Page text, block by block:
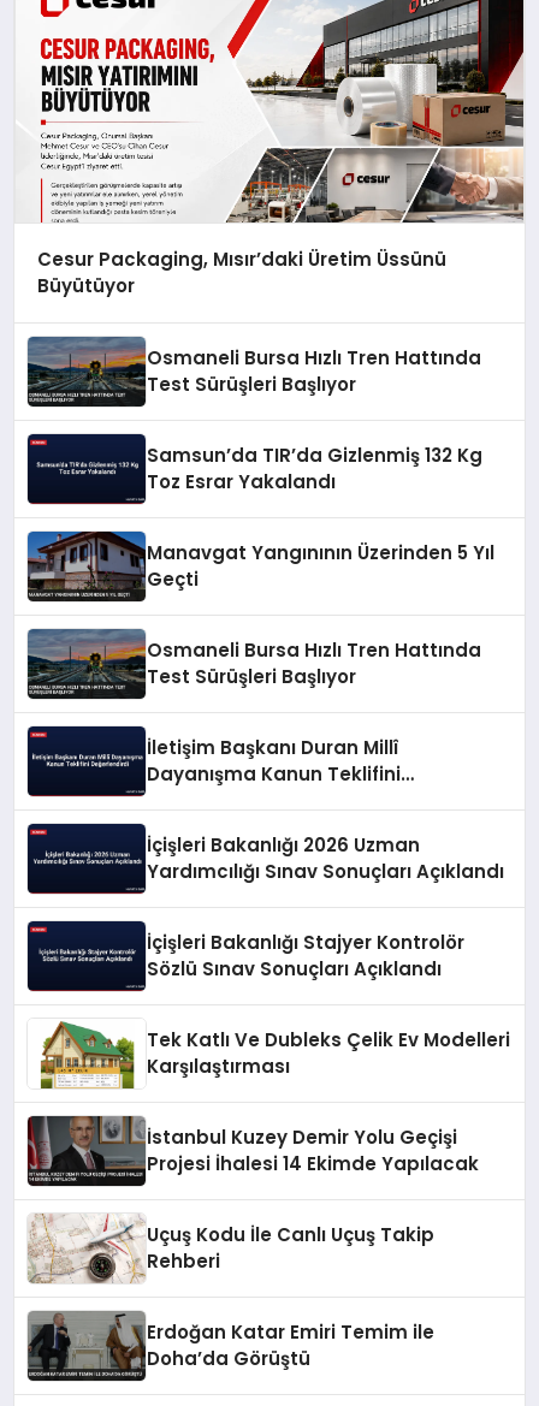
Cesur Packaging, Mısır’daki Üretim Üssünü
Büyütüyor
Osmaneli Bursa Hızlı Tren Hattında
Test Sürüşleri Başlıyor
Samsun’da TIR’da Gizlenmiş 132 Kg
Toz Esrar Yakalandı
Manavgat Yangınının Üzerinden 5 Yıl
Geçti
Osmaneli Bursa Hızlı Tren Hattında
Test Sürüşleri Başlıyor
İletişim Başkanı Duran Millî
Dayanışma Kanun Teklifini
İçişleri Bakanlığı 2026 Uzman
Yardımcılığı Sınav Sonuçları Açıklandı
İçişleri Bakanlığı Stajyer Kontrolör
Sözlü Sınav Sonuçları Açıklandı
Tek Katlı Ve Dubleks Çelik Ev Modelleri
Karşılaştırması
İstanbul Kuzey Demir Yolu Geçişi
Projesi İhalesi 14 Ekimde Yapılacak
Uçuş Kodu İle Canlı Uçuş Takip
Rehberi
Erdoğan Katar Emiri Temim ile
Doha’da Görüştü